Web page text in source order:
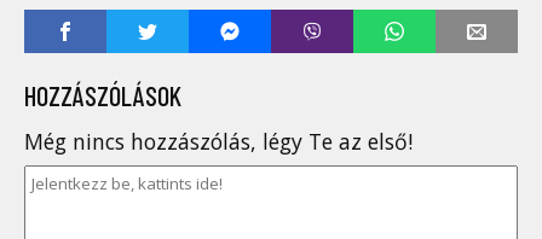
HOZZÁSZÓLÁSOK
Még nincs hozzászólás, légy Te az első!